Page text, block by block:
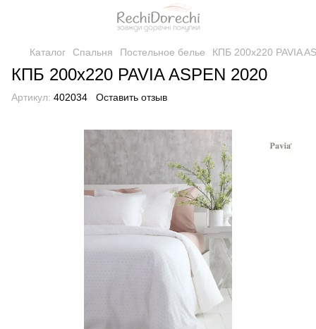
Каталог Спальня Постельное белье КПБ 200x220 PAVIA
КПБ 200x220 PAVIA ASPEN 2020
Артикул: 402034 Оставить отзыв